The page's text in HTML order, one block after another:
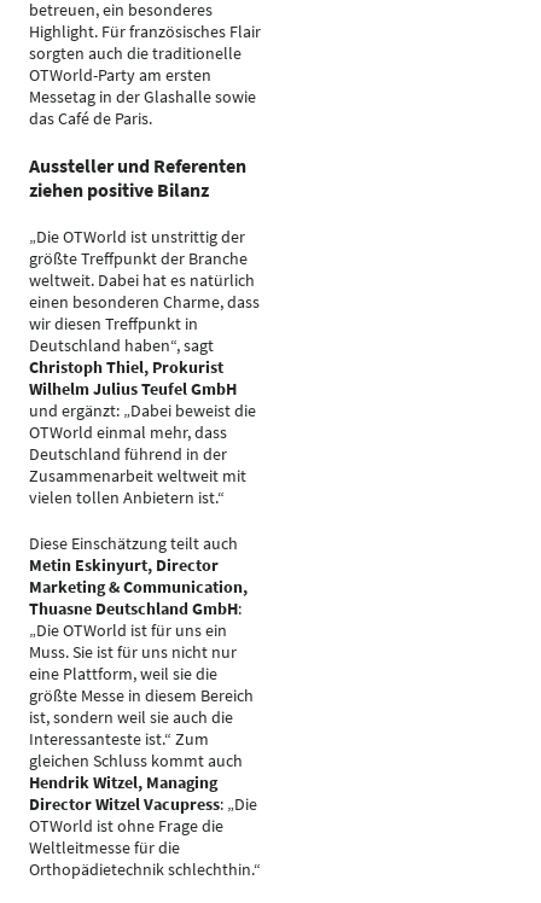
betreuen, ein besonderes
Highlight. Für französisches Flair
sorgten auch die traditionelle
OTWorld-Party am ersten
Messetag in der Glashalle sowie
das Café de Paris.
Aussteller und Referenten
ziehen positive Bilanz
„Die OTWorld ist unstrittig der
größte Treffpunkt der Branche
weltweit. Dabei hat es natürlich
einen besonderen Charme, dass
wir diesen Treffpunkt in
Deutschland haben“, sagt
Christoph Thiel, Prokurist
Wilhelm Julius Teufel GmbH
und ergänzt: „Dabei beweist die
OTWorld einmal mehr, dass
Deutschland führend in der
Zusammenarbeit weltweit mit
vielen tollen Anbietern ist.“
Diese Einschätzung teilt auch
Metin Eskinyurt, Director
Marketing & Communication,
Thuasne Deutschland GmbH:
„Die OTWorld ist für uns ein
Muss. Sie ist für uns nicht nur
eine Plattform, weil sie die
größte Messe in diesem Bereich
ist, sondern weil sie auch die
Interessanteste ist.“ Zum
gleichen Schluss kommt auch
Hendrik Witzel, Managing
Director Witzel Vacupress: „Die
OTWorld ist ohne Frage die
Weltleitmesse für die
Orthopädietechnik schlechthin.“